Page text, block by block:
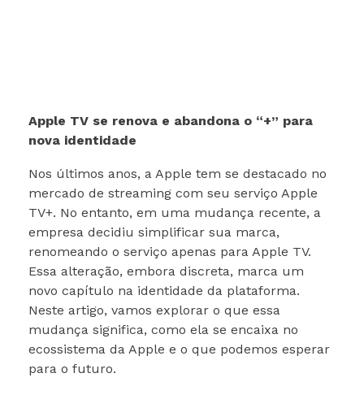
Apple TV se renova e abandona o “+” para
nova identidade
Nos últimos anos, a Apple tem se destacado no
mercado de streaming com seu serviço Apple
TV+. No entanto, em uma mudança recente, a
empresa decidiu simplificar sua marca,
renomeando o serviço apenas para Apple TV.
Essa alteração, embora discreta, marca um
novo capítulo na identidade da plataforma.
Neste artigo, vamos explorar o que essa
mudança significa, como ela se encaixa no
ecossistema da Apple e o que podemos esperar
para o futuro.